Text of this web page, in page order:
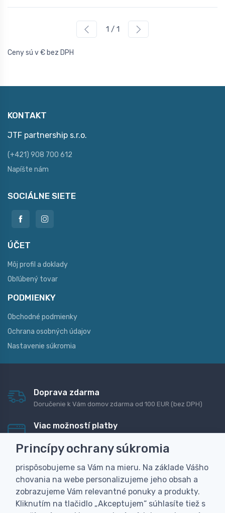
1 / 1
Ceny sú v € bez DPH
KONTAKT
JTF partnership s.r.o.
(+421) 908 700 612
Napíšte nám
SOCIÁLNE SIETE
ÚČET
Môj profil a doklady
Obľúbený tovar
PODMIENKY
Obchodné podmienky
Ochrana osobných údajov
Nastavenie súkromia
Doprava zdarma
Doručenie k Vám domov zdarma od 100 EUR (bez DPH)
Viac možností platby
dobierku
Personalizácia
Vyrobíme Vám vlastný originálny darček
Skúsenosť
Princípy ochrany súkromia
prispôsobujeme sa Vám na mieru. Na základe Vášho
chovania na webe personalizujeme jeho obsah a
zobrazujeme Vám relevantné ponuky a produkty.
Kliknutím na tlačidlo „Akceptujem“ súhlasíte tiež s